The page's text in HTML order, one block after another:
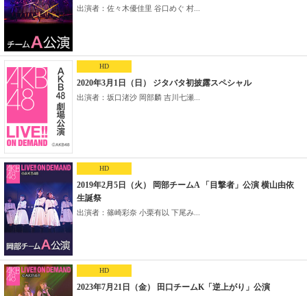
出演者：佐々木優佳里 谷口めぐ 村...
HD
2020年3月1日（日） ジタバタ初披露スペシャル
出演者：坂口渚沙 岡部麟 吉川七瀬...
HD
2019年2月5日（火） 岡部チームA 「目撃者」公演 横山由依
生誕祭
出演者：篠崎彩奈 小栗有以 下尾み...
HD
2023年7月21日（金） 田口チームK「逆上がり」公演